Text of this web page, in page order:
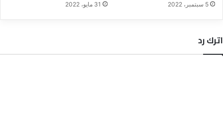
5 سبتمبر، 2022 31 مايو، 2022
اترك رد